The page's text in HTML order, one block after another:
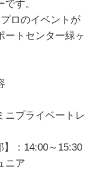
す。
ロのイベントが
ートセンター緑ヶ
ニプライベートレ
：14:00～15:30
ニア